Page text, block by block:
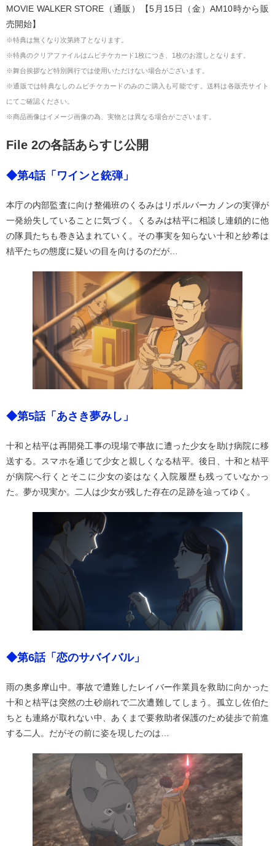
MOVIE WALKER STORE（通販）【5月15日（金）AM10時から販
売開始】
※特典は無くなり次第終了となります。
※特典のクリアファイルはムビチケカード1枚につき、1枚のお渡しとなります。
※舞台挨拶など特別興行では使用いただけない場合がございます。
※通販では特典なしのムビチケカードのみのご購入も可能です。送料は各販売サイト
にてご確認ください。
※商品画像はイメージ画像の為、実物とは異なる場合がございます。
File 2の各話あらすじ公開
◆第4話「ワインと銃弾」
本庁の内部監査に向け整備班のくるみはリボルバーカノンの実弾が
一発紛失していることに気づく。くるみは桔平に相談し連鎖的に他
の隊員たちも巻き込まれていく。その事実を知らない十和と紗希は
桔平たちの態度に疑いの目を向けるのだが…
◆第5話「あさき夢みし」
十和と桔平は再開発工事の現場で事故に遭った少女を助け病院に移
送する。スマホを通じて少女と親しくなる桔平。後日、十和と桔平
が病院へ行くとそこに少女の姿はなく入院履歴も残っていなかっ
た。夢か現実か。二人は少女が残した存在の足跡を辿ってゆく。
◆第6話「恋のサバイバル」
雨の奥多摩山中。事故で遭難したレイバー作業員を救助に向かった
十和と桔平は突然の土砂崩れで二次遭難してしまう。孤立し佐伯た
ちとも連絡が取れない中、あくまで要救助者保護のため徒歩で前進
する二人。だがその前に姿を現したのは…